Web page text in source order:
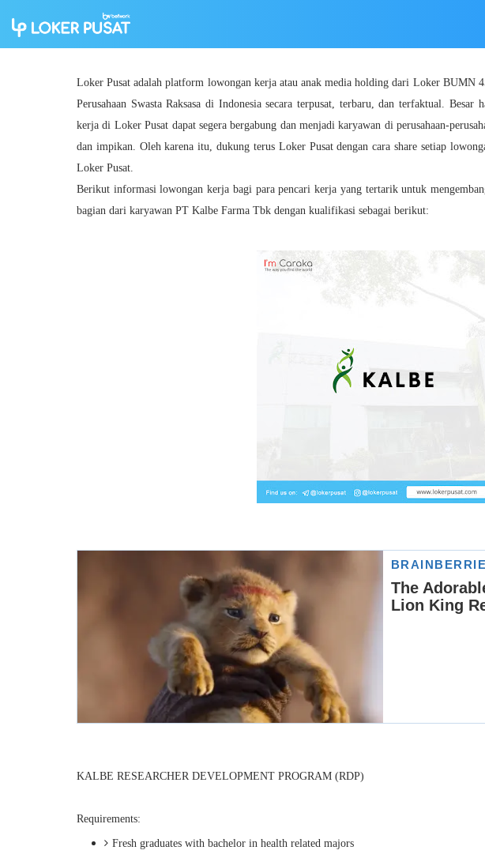
Loker Pusat adalah platform lowongan kerja atau anak media holding dari Loker BUMN
Perusahaan Swasta Raksasa di Indonesia secara terpusat, terbaru, dan terfaktual. Besar
kerja di Loker Pusat dapat segera bergabung dan menjadi karyawan di perusahaan-
dan impikan. Oleh karena itu, dukung terus Loker Pusat dengan cara share setiap
Loker Pusat.
Berikut informasi lowongan kerja bagi para pencari kerja yang tertarik untuk
bagian dari karyawan PT Kalbe Farma Tbk dengan kualifikasi sebagai berikut:
KALBE RESEARCHER DEVELOPMENT PROGRAM (RDP)
Requirements:
Fresh graduates with bachelor in health related majors